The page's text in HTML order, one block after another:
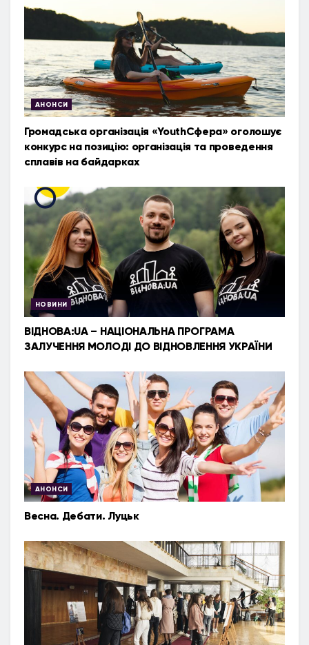
АНОНСИ
Громадська організація «YouthСфера» оголошує
конкурс на позицію: організація та проведення
сплавів на байдарках
НОВИНИ
ВІДНОВА:UA – НАЦІОНАЛЬНА ПРОГРАМА
ЗАЛУЧЕННЯ МОЛОДІ ДО ВІДНОВЛЕННЯ УКРАЇНИ
АНОНСИ
Весна. Дебати. Луцьк